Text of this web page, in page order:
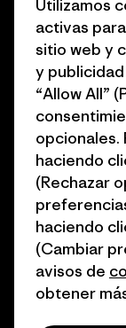
Objetivos
1% for the Planet
Cómo
Tarjetas regalo
Encuentra una
© 2026 Patagonia,
Utilizamos
activas
sitio web y
y
“Allow All”
opcionales.
haciendo
(Rechazar
haciendo
(Cambiar
avisos de
obtener